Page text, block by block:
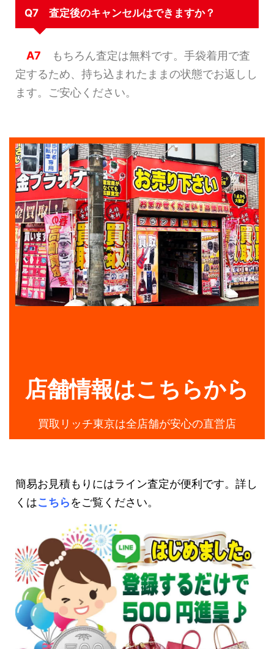
Q7 査定後のキャンセルはできますか？
A7 もちろん査定は無料です。手袋着用で査
定するため、持ち込まれたままの状態でお返しし
ます。ご安心ください。
店舗情報はこちらから
買取リッチ東京は全店舗が安心の直営店
簡易お見積もりにはライン査定が便利です。詳し
くはこちらをご覧ください。